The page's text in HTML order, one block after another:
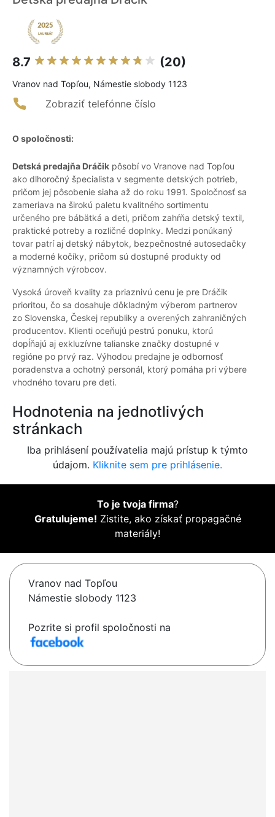
8.7 (20)
Vranov nad Topľou, Námestie slobody 1123
Zobraziť telefónne číslo
O spoločnosti:
Detská predajňa Dráčik pôsobí vo Vranove nad Topľou
ako dlhoročný špecialista v segmente detských potrieb,
pričom jej pôsobenie siaha až do roku 1991. Spoločnosť sa
zameriava na širokú paletu kvalitného sortimentu
určeného pre bábätká a deti, pričom zahŕňa detský textil,
praktické potreby a rozličné doplnky. Medzi ponúkaný
tovar patrí aj detský nábytok, bezpečnostné autosedačky
a moderné kočíky, pričom sú dostupné produkty od
významných výrobcov.
Vysoká úroveň kvality za priaznivú cenu je pre Dráčik
prioritou, čo sa dosahuje dôkladným výberom partnerov
zo Slovenska, Českej republiky a overených zahraničných
producentov. Klienti oceňujú pestrú ponuku, ktorú
dopĺňajú aj exkluzívne talianske značky dostupné v
regióne po prvý raz. Výhodou predajne je odbornosť
poradenstva a ochotný personál, ktorý pomáha pri výbere
vhodného tovaru pre deti.
Hodnotenia na jednotlivých
stránkach
Iba prihlásení používatelia majú prístup k týmto
údajom. Kliknite sem pre prihlásenie.
To je tvoja firma?
Gratulujeme! Zistite, ako získať propagačné
materiály!
Vranov nad Topľou
Námestie slobody 1123
Pozrite si profil spoločnosti na